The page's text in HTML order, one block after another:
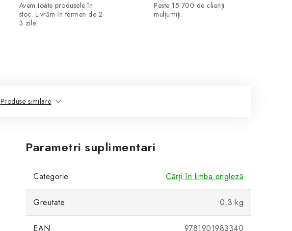
Avem toate produsele în
stoc. Livrăm în termen de 2-
3 zile.
Peste 15 700 de clienți
mulțumiți.
Produse similare
Parametri suplimentari
Categorie Cărți în limba engleză
Greutate 0.3 kg
EAN 9781901983340